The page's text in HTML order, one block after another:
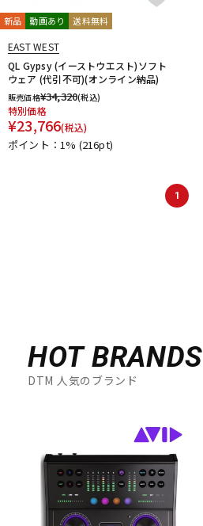
新品 動画あり 送料無料
EAST WEST
QL Gypsy (イーストウエスト)ソフト
ウェア (代引不可)(オンライン納品)
販売価格¥34,320(税込)
特別価格
¥23,766(税込)
ポイント：1% (216pt)
1
HOT BRANDS
DTM 人気のブランド